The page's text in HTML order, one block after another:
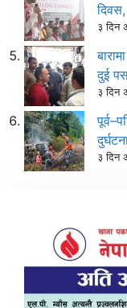
३ दिन
दुई
३ दिन
३ दिन